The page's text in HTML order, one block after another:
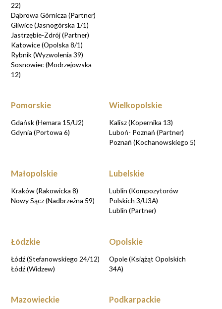
22)
Dąbrowa Górnicza (Partner)
Gliwice (Jasnogórska 1/1)
Jastrzębie-Zdrój (Partner)
Katowice (Opolska 8/1)
Rybnik (Wyzwolenia 39)
Sosnowiec (Modrzejowska
12)
Pomorskie
Gdańsk (Hemara 15/U2)
Gdynia (Portowa 6)
Wielkopolskie
Kalisz (Kopernika 13)
Luboń- Poznań (Partner)
Poznań (Kochanowskiego 5)
Małopolskie
Kraków (Rakowicka 8)
Nowy Sącz (Nadbrzeżna 59)
Lubelskie
Lublin (Kompozytorów
Polskich 3/U3A)
Lublin (Partner)
Łódzkie
Łódź (Stefanowskiego 24/12)
Łódź (Widzew)
Opolskie
Opole (Książąt Opolskich
34A)
Mazowieckie Podkarpackie